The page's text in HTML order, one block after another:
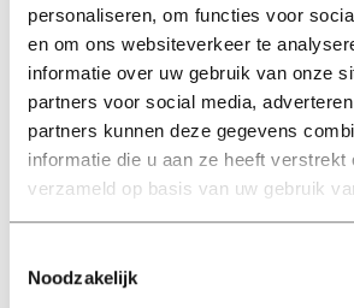
personaliseren, om functies voor
en om ons websiteverkeer te
informatie over uw gebruik van onze
partners voor social media,
partners kunnen deze gegevens
informatie die u aan ze heeft verstrekt
verzameld op basis van uw gebruik
Noodzakelijk
Wat voor
nog?
‘We hebben nou een wereldwijd
al 64 labs meedoen, waarbinnen het
huilen wordt voortgezet. Wij willen
komen over hoe mensen reageren
betrouwbaar en eerlijk zijn. Eerder